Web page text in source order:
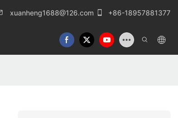
xuanheng1688@126.com +86-18957881377